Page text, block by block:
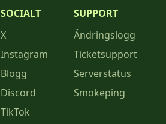
SOCIALT
X
Instagram
Blogg
Discord
TikTok
SUPPORT
Ändringslogg
Ticketsupport
Serverstatus
Smokeping